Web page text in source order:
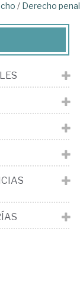
/ Derecho penal